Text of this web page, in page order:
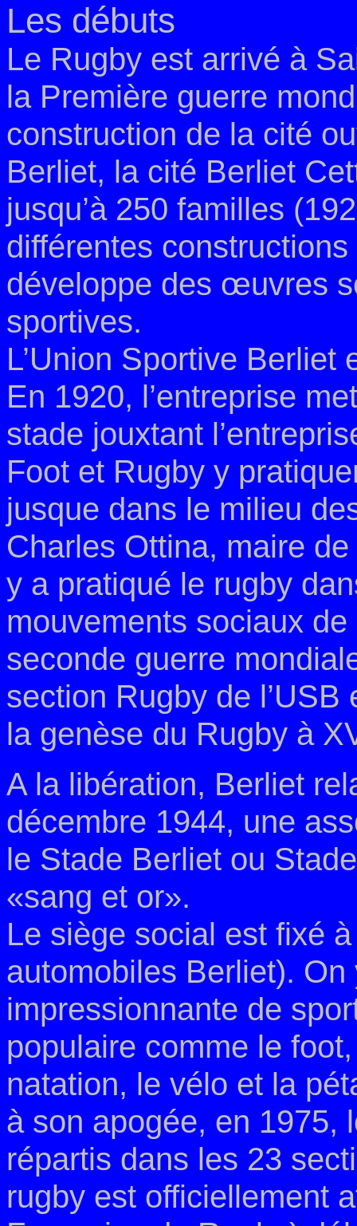
Les débuts
Le Rugby est arrivé à
laPremière guerre
construction de la cité
Berliet, la cité Berliet
jusqu’à250 familles
différentes
développe des œuvres
sportives.
L’Union Sportive Berliet
En 1920, l’entreprise
stade jouxtant
Foot et Rugby y
jusque dans le milieu
Charles Ottina, maire
y apratiqué le rugby
mouvements sociaux
seconde guerre
section Rugby de
lagenèse du Rugby à
A la libération, Berliet
décembre 1944, une
le Stade Berliet ou
«sang et or».
Le siège social est fixé
automobiles Berliet).
impressionnante de
populaire comme le
natation, le vélo et la
à son apogée, en 1975,
répartis dans les 23
rugby est officiellement